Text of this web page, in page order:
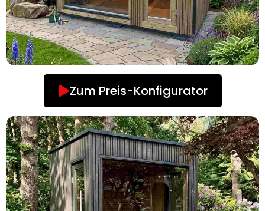
Zum Preis-Konfigurator